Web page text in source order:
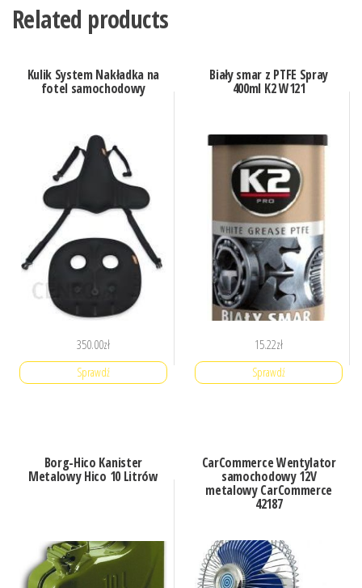
Related products
Kulik System Nakładka na
fotel samochodowy
350.00zł
Sprawdź
Biały smar z PTFE Spray
400ml K2 W121
15.22zł
Sprawdź
Borg-Hico Kanister
Metalowy Hico 10 Litrów
CarCommerce Wentylator
samochodowy 12V
metalowy CarCommerce
42187